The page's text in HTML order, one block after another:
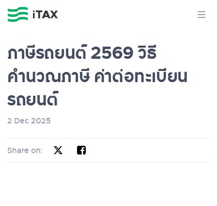
ภาษีรถยนต์ 2569 วิธี
คำนวณภาษี ค่าต่อทะเบียน
รถยนต์
2 Dec 2025
Share on: